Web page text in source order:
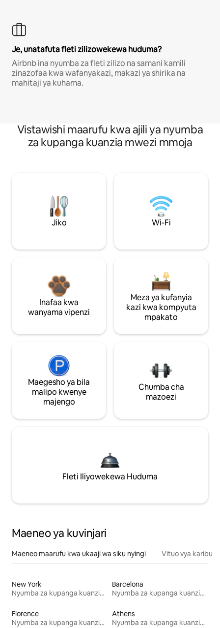
Je, unatafuta fleti zilizowekewa huduma?
Airbnb ina nyumba za fleti zilizo na samani kamili
zinazofaa kwa wafanyakazi, makazi ya shirika na
mahitaji ya kuhama.
Vistawishi maarufu kwa ajili ya nyumba
za kupanga kuanzia mwezi mmoja
Jiko Wi-Fi
Inafaa kwa
wanyama vipenzi
Meza ya kufanyia
kazi kwa kompyuta
mpakato
Maegesho ya bila
malipo kwenye
majengo
Chumba cha
mazoezi
Fleti Iliyowekewa Huduma
Maeneo ya kuvinjari
Maeneo maarufu kwa ukaaji wa siku nyingi Vituo vya karibu
New York
Nyumba za kupanga kuanzia mwezi mmoja
Barcelona
Nyumba za kupanga kuanzia mwezi mmoja
Florence
Nyumba za kupanga kuanzia mwezi mmoja
Athens
Nyumba za kupanga kuanzia mwezi mmoja